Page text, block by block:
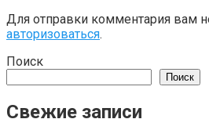
Для отправки комментария вам
авторизоваться.
Поиск
Поиск
Свежие записи